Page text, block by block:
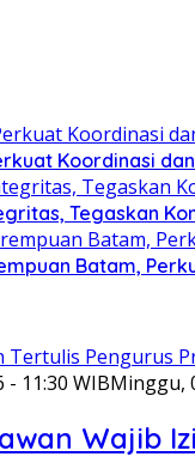
Koordinasi
Tegaskan
Batam,
11:30 WIBMinggu,
Wajib